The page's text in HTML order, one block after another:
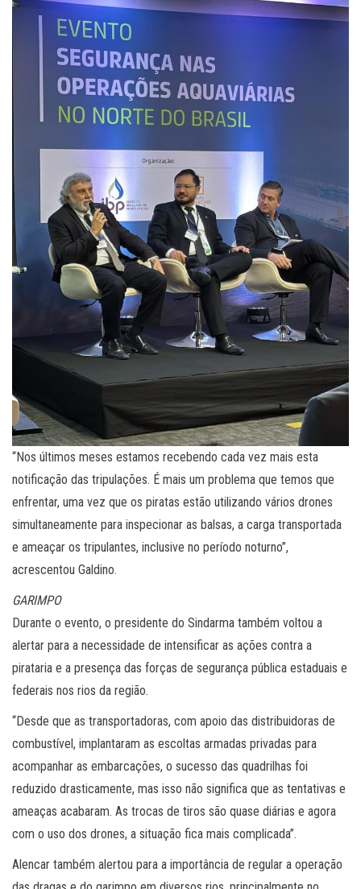
“Nos últimos meses estamos recebendo cada vez mais esta
notificação das tripulações. É mais um problema que temos que
enfrentar, uma vez que os piratas estão utilizando vários drones
simultaneamente para inspecionar as balsas, a carga transportada
e ameaçar os tripulantes, inclusive no período noturno”,
acrescentou Galdino.
GARIMPO
Durante o evento, o presidente do Sindarma também voltou a
alertar para a necessidade de intensificar as ações contra a
pirataria e a presença das forças de segurança pública estaduais e
federais nos rios da região.
“Desde que as transportadoras, com apoio das distribuidoras de
combustível, implantaram as escoltas armadas privadas para
acompanhar as embarcações, o sucesso das quadrilhas foi
reduzido drasticamente, mas isso não significa que as tentativas e
ameaças acabaram. As trocas de tiros são quase diárias e agora
com o uso dos drones, a situação fica mais complicada”.
Alencar também alertou para a importância de regular a operação